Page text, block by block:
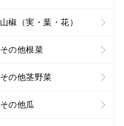
山椒（実・葉・花）
その他根菜
その他茎野菜
その他瓜